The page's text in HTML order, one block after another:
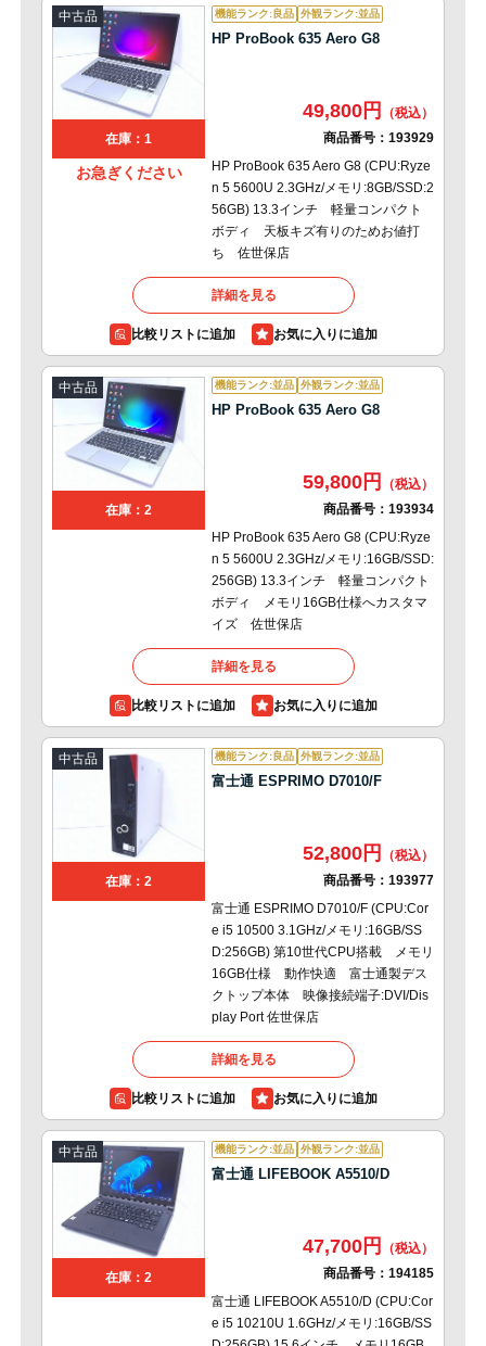
中古品
在庫：1
お急ぎください
機能ランク:良品 外観ランク:並品
HP ProBook 635 Aero G8
49,800円
商品番号： 193929
HP ProBook 635 Aero G8 (CPU:Ryze
n 5 5600U 2.3GHz/メモリ:8GB/SSD:2
56GB) 13.3インチ 軽量コンパクト
ボディ 天板キズ有りのためお値打
ち 佐世保店
詳細を見る
比較リストに追加
中古品
在庫：2
機能ランク:並品 外観ランク:並品
HP ProBook 635 Aero G8
59,800円
商品番号： 193934
HP ProBook 635 Aero G8 (CPU:Ryze
n 5 5600U 2.3GHz/メモリ:16GB/SSD:
256GB) 13.3インチ 軽量コンパクト
ボディ メモリ16GB仕様へカスタマ
イズ 佐世保店
詳細を見る
比較リストに追加
中古品
在庫：2
機能ランク:良品 外観ランク:並品
富士通 ESPRIMO D7010/F
52,800円
商品番号： 193977
富士通 ESPRIMO D7010/F (CPU:Cor
e i5 10500 3.1GHz/メモリ:16GB/SS
D:256GB) 第10世代CPU搭載 メモリ
16GB仕様 動作快適 富士通製デス
クトップ本体 映像接続端子:DVI/Dis
play Port 佐世保店
詳細を見る
比較リストに追加
中古品
在庫：2
機能ランク:並品 外観ランク:並品
富士通 LIFEBOOK A5510/D
47,700円
商品番号： 194185
富士通 LIFEBOOK A5510/D (CPU:Cor
e i5 10210U 1.6GHz/メモリ:16GB/SS